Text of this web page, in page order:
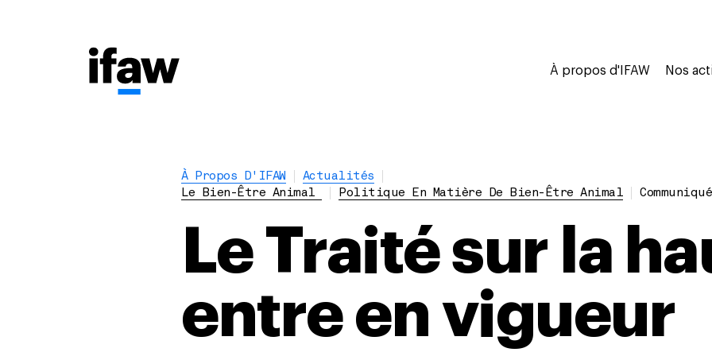
À propos d'IFAW Nos
À Propos D'IFAW
Actualités
Le Bien-Être Animal
Politique En Matière De Bien-Être Animal
Le Traité sur la
entre en vigueur